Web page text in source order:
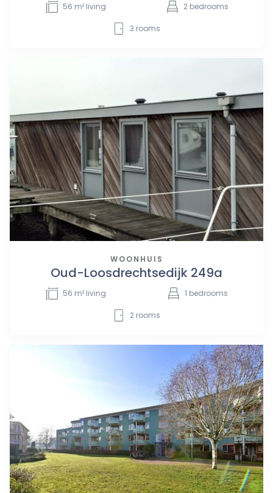
56 m² living 2 bedrooms
3 rooms
WOONHUIS
Oud-Loosdrechtsedijk 249a
56 m² living 1 bedrooms
2 rooms